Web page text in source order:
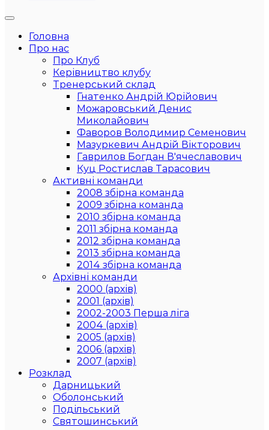
Головна
Про нас
Про Клуб
Керівництво клубу
Тренерський склад
Гнатенко Андрій Юрійович
Можаровський Денис
Миколайович
Фаворов Володимир Семенович
Мазуркевич Андрій Вікторович
Гаврилов Богдан В'ячеславович
Куц Ростислав Тарасович
Активні команди
2008 збірна команда
2009 збірна команда
2010 збірна команда
2011 збірна команда
2012 збірна команда
2013 збірна команда
2014 збірна команда
Архівні команди
2000 (архів)
2001 (архів)
2002-2003 Перша ліга
2004 (архів)
2005 (архів)
2006 (архів)
2007 (архів)
Розклад
Дарницький
Оболонський
Подільський
Святошинський